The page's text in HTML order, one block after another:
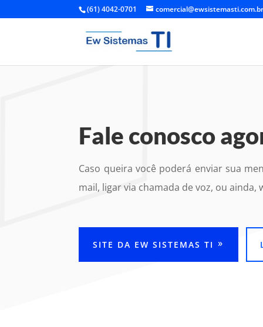
(61) 4042-0701 comercial@ewsistemasti.com.br
Fale conosco
Caso queira você poderá enviar sua
mail, ligar via chamada de voz, ou ainda,
SITE DA EW SISTEMAS TI